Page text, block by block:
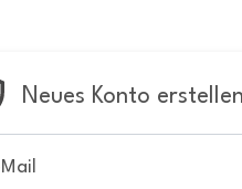
Neues Konto erstellen